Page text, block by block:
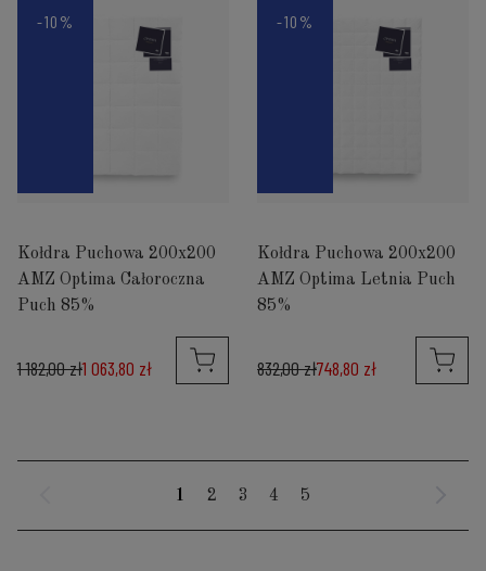
-10%
Kołdra Puchowa 200x200
AMZ Optima Całoroczna
Puch 85%
1 063,80 zł
1 182,00 zł
-10%
Kołdra Puchowa 200x200
AMZ Optima Letnia Puch
85%
748,80 zł
832,00 zł
1 2 3 4 5